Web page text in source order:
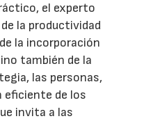
el experto
la productividad
la incorporación
también de la
las personas,
eficiente de los
invita a las